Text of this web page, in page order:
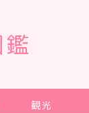
観光